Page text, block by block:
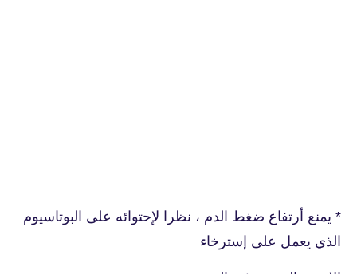
* يمنع أرتفاع ضغط الدم ، نظرا لإحتوائه على البوتاسيوم
الذي يعمل على إسترخاء